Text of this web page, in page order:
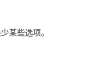
某些选项。